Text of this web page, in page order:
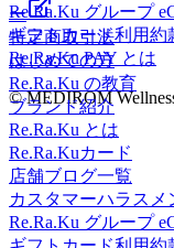
Re.Ra.Ku グループ
ギフトカード利用約
Re.Ra.Ku PAY とは
© MEDIROM
ー
特定商取引法
はじめての方
Re.Ra.Ku の教育
ブランド紹介
Re.Ra.Ku とは
Re.Ra.Kuカード
店舗ブログ一覧
カスタマーハラスメ
Re.Ra.Ku グループ